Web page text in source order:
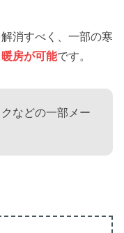
消すべく、一部の寒
房が可能です。
などの一部メー